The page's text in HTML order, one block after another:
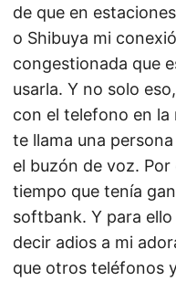
de que en
o Shibuya mi
congestionada que
usarla. Y no solo
con el telefono en
te llama una
el buzón de voz.
tiempo que tenía
softbank. Y para
decir adios a mi
que otros teléfonos